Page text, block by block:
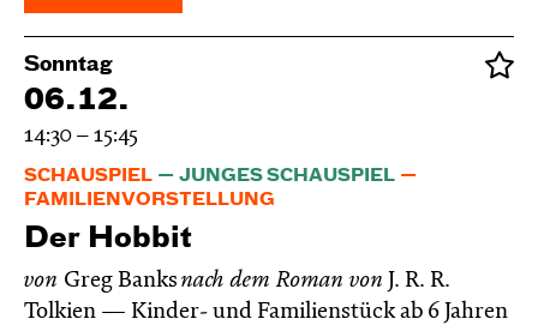
Sonntag
06.12.
14:30 – 15:45
SCHAUSPIEL
JUNGES SCHAUSPIEL
FAMILIENVORSTELLUNG
Der Hobbit
von Greg Banks nach dem Roman von J. R. R.
Tolkien
Kinder- und Familienstück ab 6 Jahren